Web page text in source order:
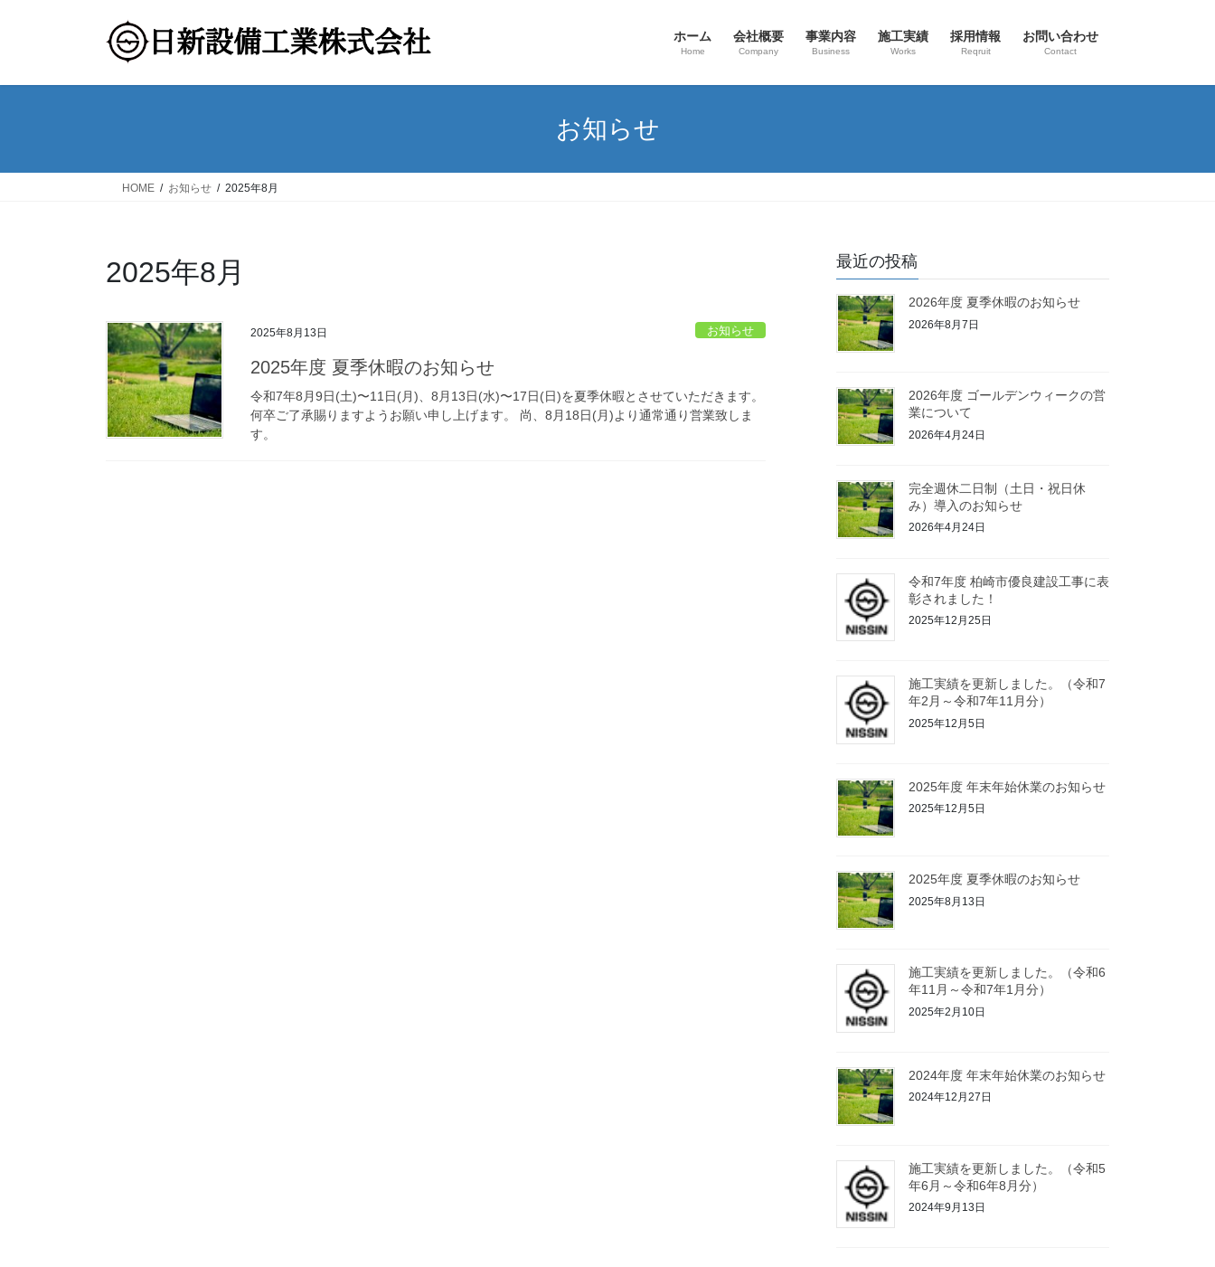
ホーム
Home
会社概要
Company
事業内容
Business
施工実績
Works
採用情報
Reqruit
お問い合わせ
Contact
お知らせ
HOME お知らせ 2025年8月
2025年8月
2025年8月13日 お知らせ
2025年度 夏季休暇のお知らせ
令和7年8月9日(土)〜11日(月)、8月13日(水)〜17日(日)を夏季休暇とさせていただきます。
何卒ご了承賜りますようお願い申し上げます。 尚、8月18日(月)より通常通り営業致しま
す。
最近の投稿
2026年度 夏季休暇のお知らせ
2026年8月7日
2026年度 ゴールデンウィークの営
業について
2026年4月24日
完全週休二日制（土日・祝日休
み）導入のお知らせ
2026年4月24日
令和7年度 柏崎市優良建設工事に表
彰されました！
2025年12月25日
施工実績を更新しました。（令和7
年2月～令和7年11月分）
2025年12月5日
2025年度 年末年始休業のお知らせ
2025年12月5日
2025年度 夏季休暇のお知らせ
2025年8月13日
施工実績を更新しました。（令和6
年11月～令和7年1月分）
2025年2月10日
2024年度 年末年始休業のお知らせ
2024年12月27日
施工実績を更新しました。（令和5
年6月～令和6年8月分）
2024年9月13日